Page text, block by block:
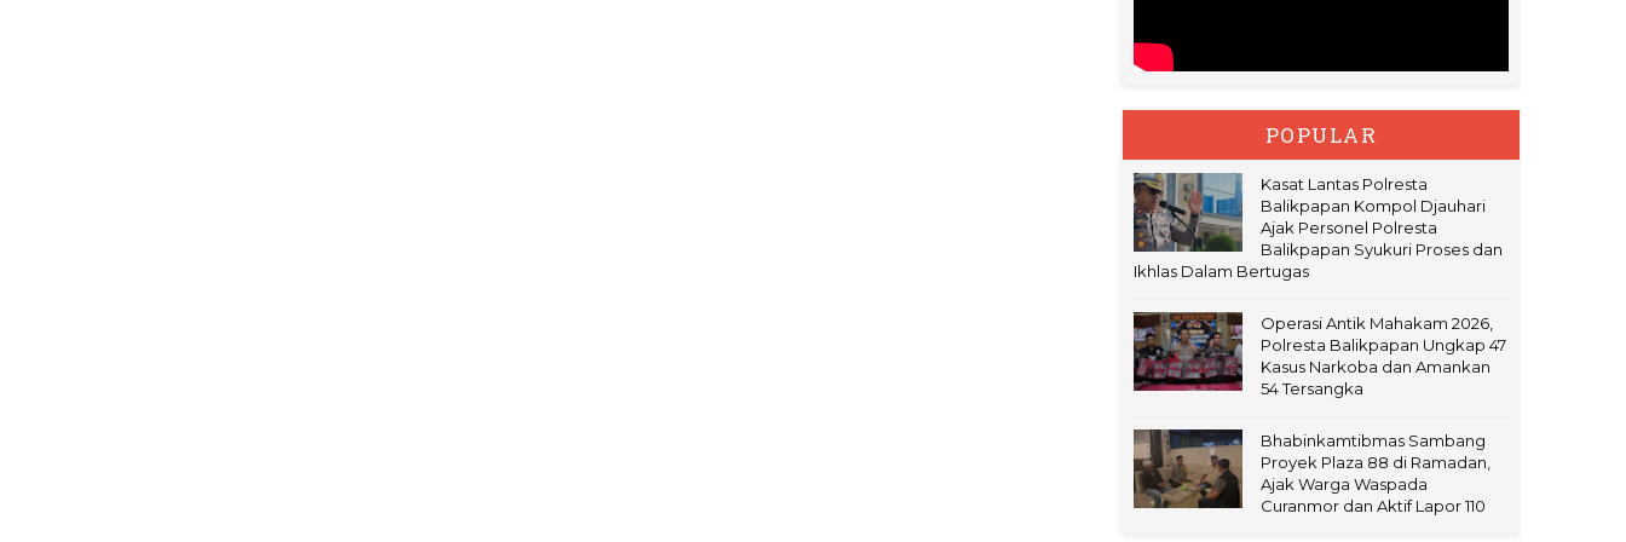
POPULAR
Kasat Lantas Polresta
Balikpapan Kompol Djauhari
Ajak Personel Polresta
Balikpapan Syukuri Proses dan
Ikhlas Dalam Bertugas
Operasi Antik Mahakam 2026,
Polresta Balikpapan Ungkap 47
Kasus Narkoba dan Amankan
54 Tersangka
Bhabinkamtibmas Sambang
Proyek Plaza 88 di Ramadan,
Ajak Warga Waspada
Curanmor dan Aktif Lapor 110